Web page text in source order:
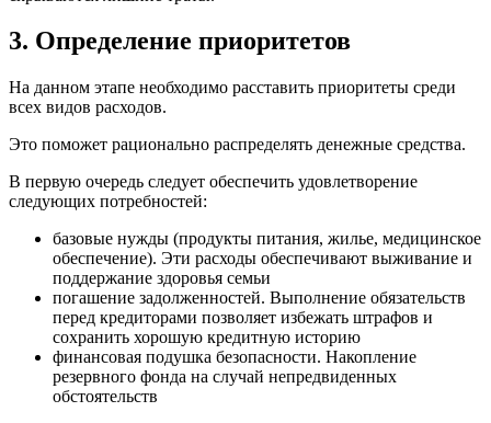
3. Определение приоритетов
На данном этапе необходимо расставить приоритеты среди
всех видов расходов.
Это поможет рационально распределять денежные средства.
В первую очередь следует обеспечить удовлетворение
следующих потребностей:
базовые нужды (продукты питания, жилье, медицинское
обеспечение). Эти расходы обеспечивают выживание и
поддержание здоровья семьи
погашение задолженностей. Выполнение обязательств
перед кредиторами позволяет избежать штрафов и
сохранить хорошую кредитную историю
финансовая подушка безопасности. Накопление
резервного фонда на случай непредвиденных
обстоятельств